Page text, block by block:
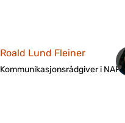
Roald Lund Fleiner
Kommunikasjonsrådgiver i